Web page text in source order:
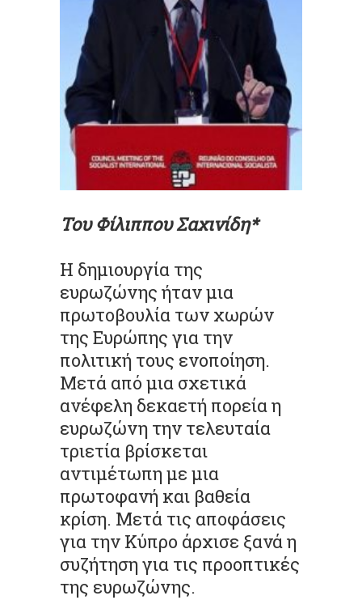
Του Φίλιππου Σαχινίδη*
Η δημιουργία της
ευρωζώνης ήταν μια
πρωτοβουλία των χωρών
της Ευρώπης για την
πολιτική τους ενοποίηση.
Μετά από μια σχετικά
ανέφελη δεκαετή πορεία η
ευρωζώνη την τελευταία
τριετία βρίσκεται
αντιμέτωπη με μια
πρωτοφανή και βαθεία
κρίση. Μετά τις αποφάσεις
για την Κύπρο άρχισε ξανά η
συζήτηση για τις προοπτικές
της ευρωζώνης.